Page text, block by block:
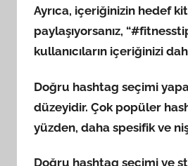
Ayrıca, içeriğinizin hedef
paylaşıyorsanız,
kullanıcıların içeriğinizi
Doğru hashtag seçimi
düzeyidir. Çok popüler
yüzden, daha spesifik ve
Doğru hashtag seçimi ve